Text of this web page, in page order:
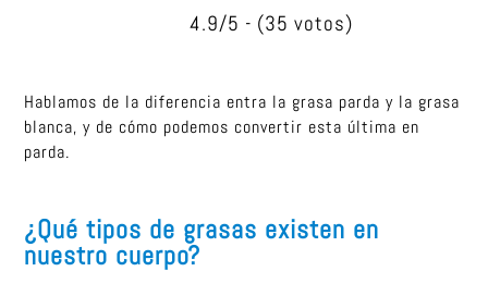
4.9/5 - (35 votos)
Hablamos de la diferencia entra la grasa parda y la grasa
blanca, y de cómo podemos convertir esta última en
parda.
¿Qué tipos de grasas existen en
nuestro cuerpo?